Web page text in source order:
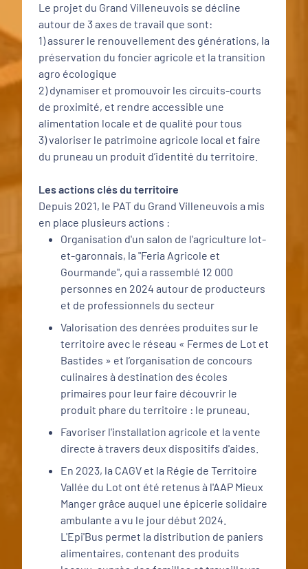
Le projet du Grand Villeneuvois se décline
autour de 3 axes de travail que sont:
1) assurer le renouvellement des générations, la
préservation du foncier agricole et la transition
agro écologique
2) dynamiser et promouvoir les circuits-courts
de proximité, et rendre accessible une
alimentation locale et de qualité pour tous
3) valoriser le patrimoine agricole local et faire
du pruneau un produit d’identité du territoire.
Les actions clés du territoire
Depuis 2021, le PAT du Grand Villeneuvois a mis
en place plusieurs actions :
Organisation d'un salon de l'agriculture lot-
et-garonnais, la "Feria Agricole et
Gourmande", qui a rassemblé 12 000
personnes en 2024 autour de producteurs
et de professionnels du secteur
Valorisation des denrées produites sur le
territoire avec le réseau « Fermes de Lot et
Bastides » et l’organisation de concours
culinaires à destination des écoles
primaires pour leur faire découvrir le
produit phare du territoire : le pruneau.
Favoriser l'installation agricole et la vente
directe à travers deux dispositifs d'aides.
En 2023, la CAGV et la Régie de Territoire
Vallée du Lot ont été retenus à l'AAP Mieux
Manger grâce auquel une épicerie solidaire
ambulante a vu le jour début 2024.
L'Epi'Bus permet la distribution de paniers
alimentaires, contenant des produits